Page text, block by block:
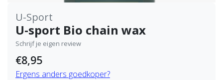
U-Sport
U-sport Bio chain wax
Schrijf je eigen review
€8,95
Ergens anders goedkoper?